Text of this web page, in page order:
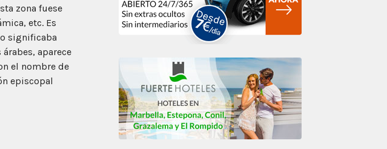
zona fuese
etc. Es
significaba
aparece
el nombre de
episcopal